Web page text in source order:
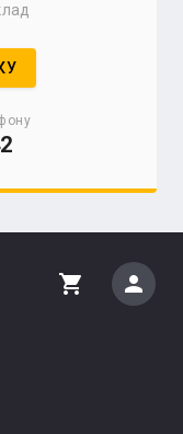
shopping_cart person